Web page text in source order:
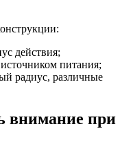
действия;
питания;
радиус, различные
внимание при